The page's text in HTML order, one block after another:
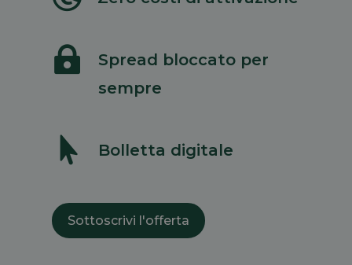

Spread bloccato per
sempre
 Bolletta digitale
Sottoscrivi l'offerta